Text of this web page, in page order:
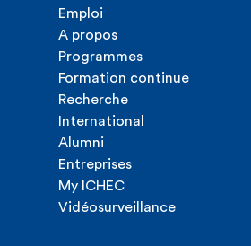
Emploi
A propos
Programmes
Formation continue
Recherche
International
Alumni
Entreprises
My ICHEC
Vidéosurveillance